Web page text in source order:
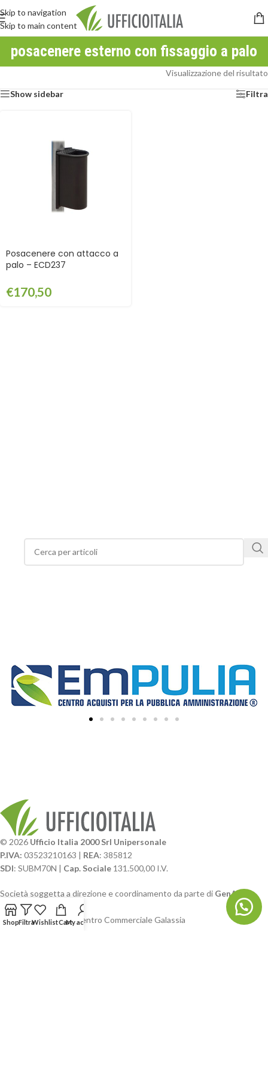
Skip to navigation
Skip to main content
posacenere esterno con fissaggio a palo
Visualizzazione del risultato
Show sidebar Filtra
Posacenere con attacco a
palo – ECD237
€170,50
© 2026 Ufficio Italia 2000 Srl Unipersonale
P.IVA: 03523210163 | REA: 385812
SDI: SUBM70N | Cap. Sociale 131.500,00 I.V.
Società soggetta a direzione e coordinamento da parte di GenALFA
Holding srl
Via A. Ponti n. 4 – Centro Commerciale Galassia
ShopFiltraWishlistCartMy account